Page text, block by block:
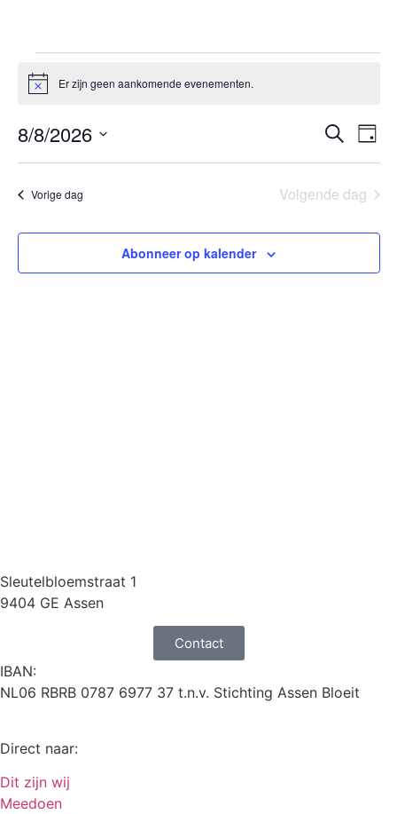
Notice Er zijn geen aankomende evenementen.
en
Zoeken
Dag
8/8/2026
een
Vorige dag Volgende dag
Abonneer op kalender
Sleutelbloemstraat 1
9404 GE Assen
Contact
IBAN:
NL06 RBRB 0787 6977 37 t.n.v. Stichting Assen Bloeit
Direct naar:
Dit zijn wij
Meedoen